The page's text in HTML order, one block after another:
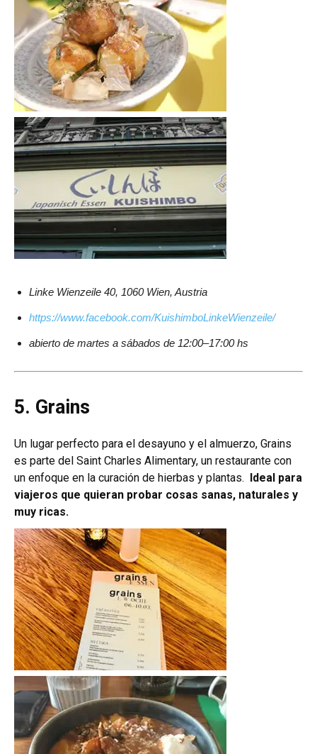
Linke Wienzeile 40, 1060 Wien, Austria
https://www.facebook.com/KuishimboLinkeWienzeile/
abierto de martes a sábados de 12:00–17:00 hs
5. Grains
Un lugar perfecto para el desayuno y el almuerzo, Grains
es parte del Saint Charles Alimentary, un restaurante con
un enfoque en la curación de hierbas y plantas. Ideal para
viajeros que quieran probar cosas sanas, naturales y
muy ricas.